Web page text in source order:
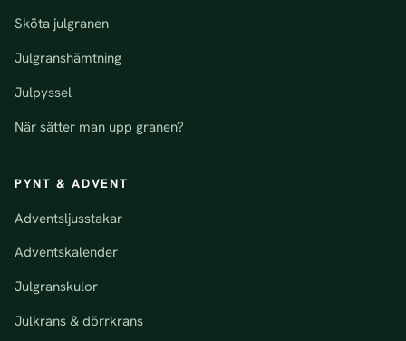
Sköta julgranen
Julgranshämtning
Julpyssel
När sätter man upp granen?
PYNT & ADVENT
Adventsljusstakar
Adventskalender
Julgranskulor
Julkrans & dörrkrans